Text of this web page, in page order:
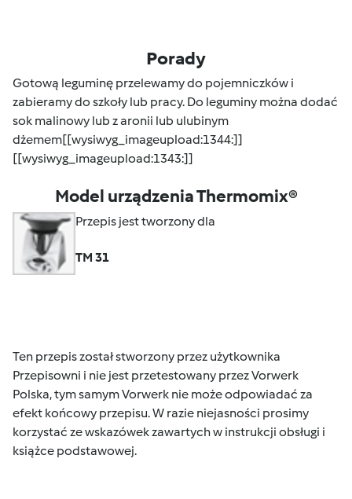
Porady
Gotową leguminę przelewamy do pojemniczków i
zabieramy do szkoły lub pracy. Do leguminy można dodać
sok malinowy lub z aronii lub ulubinym
dżemem[[wysiwyg_imageupload:1344:]]
[[wysiwyg_imageupload:1343:]]
Model urządzenia Thermomix®
Przepis jest tworzony dla
TM 31
Ten przepis został stworzony przez użytkownika
Przepisowni i nie jest przetestowany przez Vorwerk
Polska, tym samym Vorwerk nie może odpowiadać za
efekt końcowy przepisu. W razie niejasności prosimy
korzystać ze wskazówek zawartych w instrukcji obsługi i
książce podstawowej.